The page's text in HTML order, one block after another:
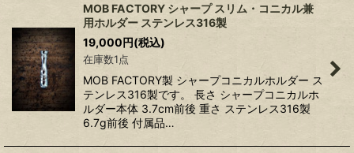
MOB FACTORY シャープ スリム・コニカル兼
用ホルダー ステンレス316製
19,000円(税込)
在庫数1点
MOB FACTORY製 シャープコニカルホルダー ス
テンレス316製です。 長さ シャープコニカルホ
ルダー本体 3.7cm前後 重さ ステンレス316製
6.7g前後 付属品…